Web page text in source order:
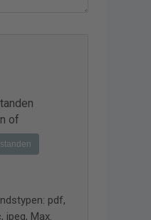
of
pdf,
jpeg, Max.